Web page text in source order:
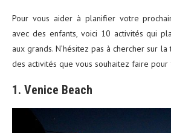
Pour vous aider à planifier votre
avec des enfants, voici 10 activités qui
aux grands. N’hésitez pas à chercher sur
des activités que vous souhaitez faire
1. Venice Beach